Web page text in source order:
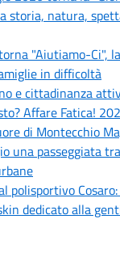
storia, natura,
"Aiutiamo-Ci",
in difficoltà
e cittadinanza
Affare Fatica!
di Montecchio
una passeggiata
polisportivo
dedicato alla